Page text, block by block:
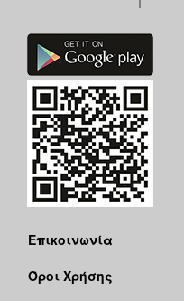
Επικοινωνία
Όροι Χρήσης